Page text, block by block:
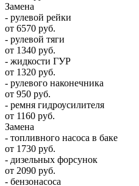
Замена
- рулевой рейки
от 6570 руб.
- рулевой тяги
от 1340 руб.
- жидкости ГУР
от 1320 руб.
- рулевого наконечника
от 950 руб.
- ремня гидроусилителя
от 1160 руб.
Замена
- топливного насоса в баке
от 1730 руб.
- дизельных форсунок
от 2090 руб.
- бензонасоса